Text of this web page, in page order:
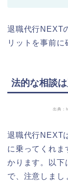
退職代行NEXT
リットを事前に
法的な相談
出典：
退職代行NEXT
に乗ってくれま
かります。以下
で、注意しまし